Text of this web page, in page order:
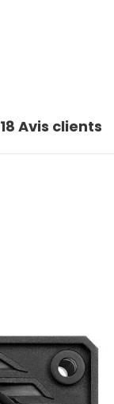
18 Avis clients